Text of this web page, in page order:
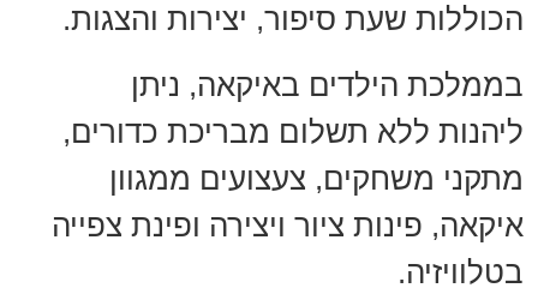
הכוללות שעת סיפור, יצירות והצגות.
בממלכת הילדים באיקאה, ניתן
ליהנות ללא תשלום מבריכת כדורים,
מתקני משחקים, צעצועים ממגוון
איקאה, פינות ציור ויצירה ופינת צפייה
בטלוויזיה.